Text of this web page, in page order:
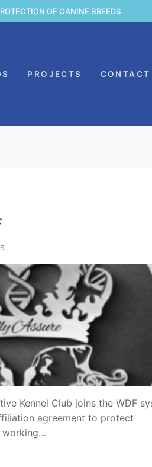
OF CANINE BREEDS
PROJECTS CONTACT
Kennel Club joins the WDF
agreement to protect
working…